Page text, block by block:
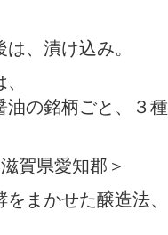
、漬け込み。
の銘柄ごと、３
滋賀県愛知郡＞
かせた醸造法、